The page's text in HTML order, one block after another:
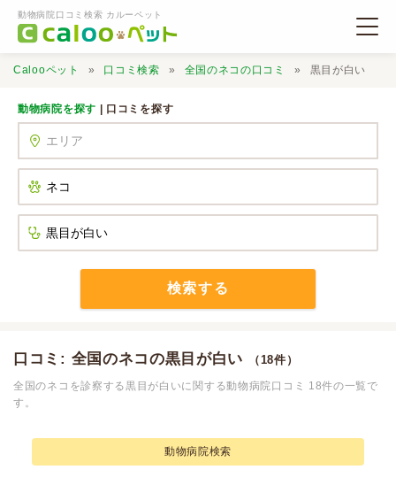
動物病院口コミ検索 カルーペット
口コミ検索
Calooペット 口コミ検索 全国のネコの口コミ 黒目が白い
動物病院を探す | 口コミを探す
検索する
口コミ: 全国のネコの黒目が白い （18件）
全国のネコを診察する黒目が白いに関する動物病院口コミ 18件の一覧で
す。
動物病院検索